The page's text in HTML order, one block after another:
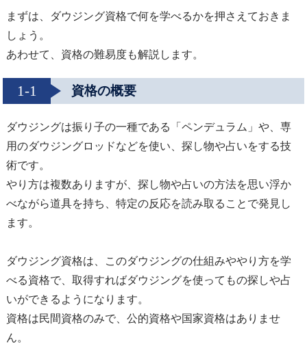
まずは、ダウジング資格で何を学べるかを押さえておきま
しょう。
あわせて、資格の難易度も解説します。
1-1 資格の概要
ダウジングは振り子の一種である「ペンデュラム」や、専
用のダウジングロッドなどを使い、探し物や占いをする技
術です。
やり方は複数ありますが、探し物や占いの方法を思い浮か
べながら道具を持ち、特定の反応を読み取ることで発見し
ます。
ダウジング資格は、このダウジングの仕組みややり方を学
べる資格で、取得すればダウジングを使ってもの探しや占
いができるようになります。
資格は民間資格のみで、公的資格や国家資格はありませ
ん。